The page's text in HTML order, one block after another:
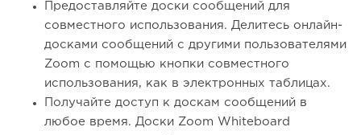
Предоставляйте доски сообщений для
совместного использования. Делитесь онлайн-
досками сообщений с другими пользователями
Zoom с помощью кнопки совместного
использования, как в электронных таблицах.
Получайте доступ к доскам сообщений в
любое время. Доски Zoom Whiteboard